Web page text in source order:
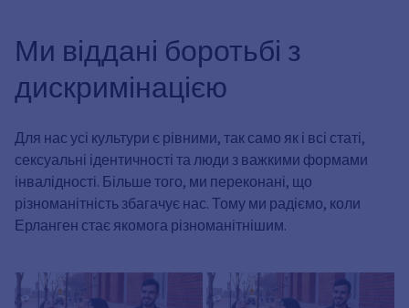
Ми віддані боротьбі з
дискримінацією
Для нас усі культури є рівними, так само як і всі статі,
сексуальні ідентичності та люди з важкими формами
інвалідності. Більше того, ми переконані, що
різноманітність збагачує нас. Тому ми радіємо, коли
Ерланген стає якомога різноманітнішим.